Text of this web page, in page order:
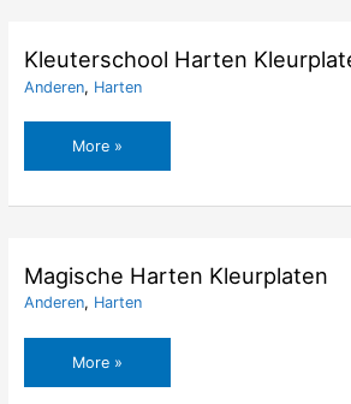
Kleuterschool Harten
Anderen, Harten
Kleuterschool
Harten
More »
Magische Harten Kleurplaten
Anderen, Harten
Magische
Harten
More »